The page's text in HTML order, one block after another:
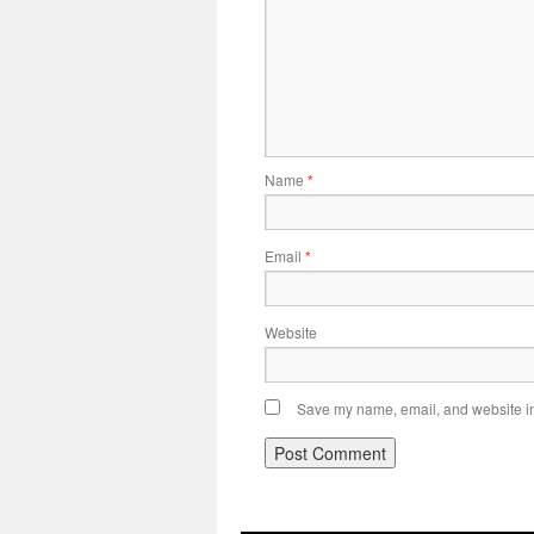
Name *
Email *
Website
Save my name, email, and website